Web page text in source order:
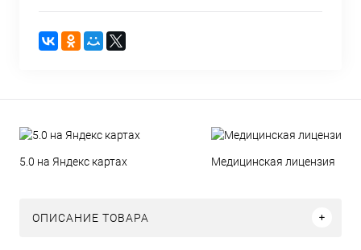
5.0 на Яндекс картах Медицинская лицензия
ОПИСАНИЕ ТОВАРА